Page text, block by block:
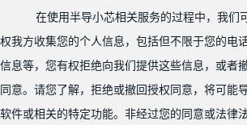
在使用半导小芯相关服务的过程中，我们
权我方收集您的个人信息，包括但不限于您的电
信息等，您有权拒绝向我们提供这些信息，或者
同意。请您了解，拒绝或撤回授权同意，将可能
软件或相关的特定功能。非经过您的同意或法律